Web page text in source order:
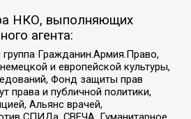
НКО, выполняющих
агента:
Гражданин.Армия.Право,
и европейской культуры,
Фонд защиты прав
права и публичной политики,
Альянс врачей,